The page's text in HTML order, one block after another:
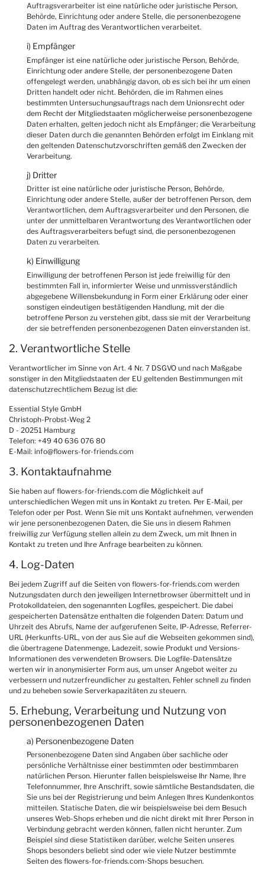
Auftragsverarbeiter ist eine natürliche oder juristische Person,
Behörde, Einrichtung oder andere Stelle, die personenbezogene
Daten im Auftrag des Verantwortlichen verarbeitet.
i) Empfänger
Empfänger ist eine natürliche oder juristische Person, Behörde,
Einrichtung oder andere Stelle, der personenbezogene Daten
offengelegt werden, unabhängig davon, ob es sich bei ihr um einen
Dritten handelt oder nicht. Behörden, die im Rahmen eines
bestimmten Untersuchungsauftrags nach dem Unionsrecht oder
dem Recht der Mitgliedstaaten möglicherweise personenbezogene
Daten erhalten, gelten jedoch nicht als Empfänger; die Verarbeitung
dieser Daten durch die genannten Behörden erfolgt im Einklang mit
den geltenden Datenschutzvorschriften gemäß den Zwecken der
Verarbeitung.
j) Dritter
Dritter ist eine natürliche oder juristische Person, Behörde,
Einrichtung oder andere Stelle, außer der betroffenen Person, dem
Verantwortlichen, dem Auftragsverarbeiter und den Personen, die
unter der unmittelbaren Verantwortung des Verantwortlichen oder
des Auftragsverarbeiters befugt sind, die personenbezogenen
Daten zu verarbeiten.
k) Einwilligung
Einwilligung der betroffenen Person ist jede freiwillig für den
bestimmten Fall in, informierter Weise und unmissverständlich
abgegebene Willensbekundung in Form einer Erklärung oder einer
sonstigen eindeutigen bestätigenden Handlung, mit der die
betroffene Person zu verstehen gibt, dass sie mit der Verarbeitung
der sie betreffenden personenbezogenen Daten einverstanden ist.
2. Verantwortliche Stelle
Verantwortlicher im Sinne von Art. 4 Nr. 7 DSGVO und nach Maßgabe
sonstiger in den Mitgliedstaaten der EU geltenden Bestimmungen mit
datenschutzrechtlichem Bezug ist die:
Essential Style GmbH
Christoph-Probst-Weg 2
D - 20251 Hamburg
Telefon: +49 40 636 076 80
E-Mail: info@flowers-for-friends.com
3. Kontaktaufnahme
Sie haben auf flowers-for-friends.com die Möglichkeit auf
unterschiedlichen Wegen mit uns in Kontakt zu treten. Per E-Mail, per
Telefon oder per Post. Wenn Sie mit uns Kontakt aufnehmen, verwenden
wir jene personenbezogenen Daten, die Sie uns in diesem Rahmen
freiwillig zur Verfügung stellen allein zu dem Zweck, um mit Ihnen in
Kontakt zu treten und Ihre Anfrage bearbeiten zu können.
4. Log-Daten
Bei jedem Zugriff auf die Seiten von flowers-for-friends.com werden
Nutzungsdaten durch den jeweiligen Internetbrowser übermittelt und in
Protokolldateien, den sogenannten Logfiles, gespeichert. Die dabei
gespeicherten Datensätze enthalten die folgenden Daten: Datum und
Uhrzeit des Abrufs, Name der aufgerufenen Seite, IP-Adresse, Referrer-
URL (Herkunfts-URL, von der aus Sie auf die Webseiten gekommen sind),
die übertragene Datenmenge, Ladezeit, sowie Produkt und Versions-
Informationen des verwendeten Browsers. Die Logfile-Datensätze
werten wir in anonymisierter Form aus, um unser Angebot weiter zu
verbessern und nutzerfreundlicher zu gestalten, Fehler schnell zu finden
und zu beheben sowie Serverkapazitäten zu steuern.
5. Erhebung, Verarbeitung und Nutzung von
personenbezogenen Daten
a) Personenbezogene Daten
Personenbezogene Daten sind Angaben über sachliche oder
persönliche Verhältnisse einer bestimmten oder bestimmbaren
natürlichen Person. Hierunter fallen beispielsweise Ihr Name, Ihre
Telefonnummer, Ihre Anschrift, sowie sämtliche Bestandsdaten, die
Sie uns bei der Registrierung und beim Anlegen Ihres Kundenkontos
mitteilen. Statische Daten, die wir beispielsweise bei dem Besuch
unseres Web-Shops erheben und die nicht direkt mit Ihrer Person in
Verbindung gebracht werden können, fallen nicht herunter. Zum
Beispiel sind diese Statistiken darüber, welche Seiten unseres
Shops besonders beliebt sind oder wie viele Nutzer bestimmte
Seiten des flowers-for-friends.com-Shops besuchen.